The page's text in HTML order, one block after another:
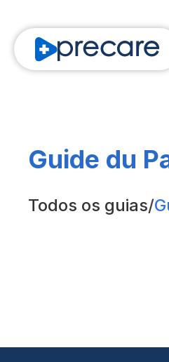
Guide du
Todos os guias/